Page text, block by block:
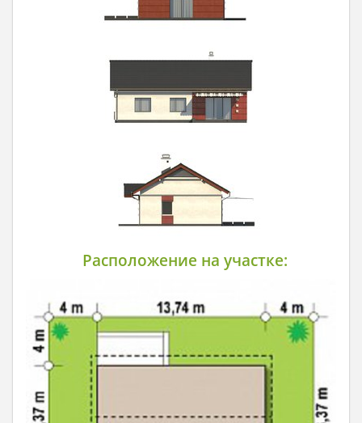
Расположение на участке: